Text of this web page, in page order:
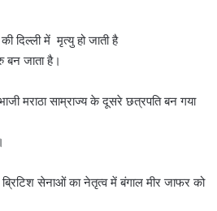
दिल्ली में मृत्यु हो जाती है
बन जाता है।
मराठा साम्राज्य के दूसरे छत्रपति बन गया
ब्रिटिश सेनाओं का नेतृत्व में बंगाल मीर जाफर को